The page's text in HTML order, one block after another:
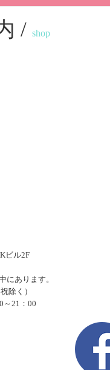
/ shop
ビル2F
にあります。
除く）
～21：00